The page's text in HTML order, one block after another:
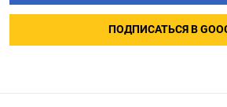
ПОДПИСАТЬСЯ В